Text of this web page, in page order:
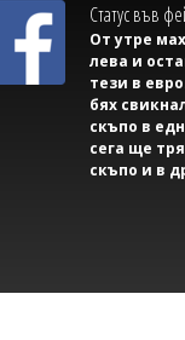
Статус във
От утре
лева и
тези в
бях
скъпо в
сега ще
скъпо и в